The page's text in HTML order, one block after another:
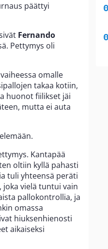
päättyi
Fernando
Pettymys oli
omalle
takaa kotiin,
huonot fiilikset jäi
mutta ei auta
Kantapää
oltiin kyllä pahasti
tuli yhteensä peräti
vielä tuntui vain
pallokontrollia, ja
omassa
hiuksenhienosti
aikaiseksi